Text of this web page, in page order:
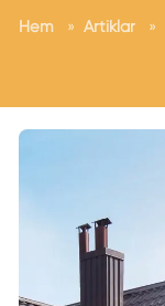
Hem
» Artiklar »